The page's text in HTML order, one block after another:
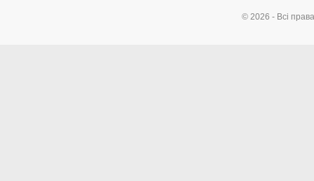
© 2026 - Всі